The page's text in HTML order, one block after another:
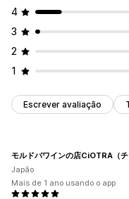
4
3
2
1
Escrever avaliação
モルドバワインの店CiOTRA（
Japão
Mais de 1 ano usando o app